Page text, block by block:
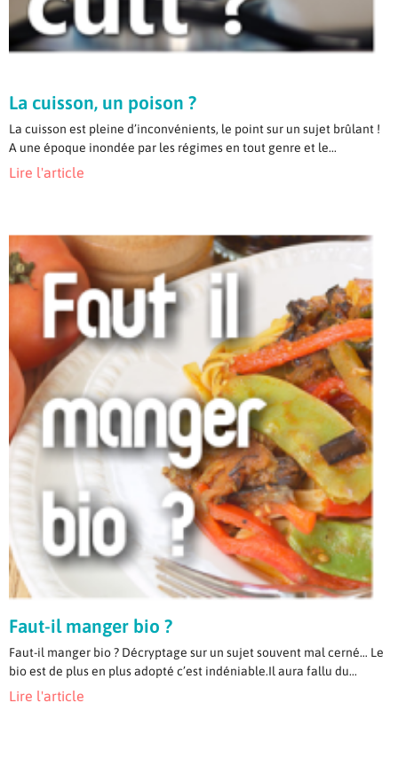
La cuisson, un poison ?
La cuisson est pleine d’inconvénients, le point sur un sujet brûlant !
A une époque inondée par les régimes en tout genre et le...
Lire l'article
Faut-il manger bio ?
Faut-il manger bio ? Décryptage sur un sujet souvent mal cerné… Le
bio est de plus en plus adopté c’est indéniable.Il aura fallu du...
Lire l'article